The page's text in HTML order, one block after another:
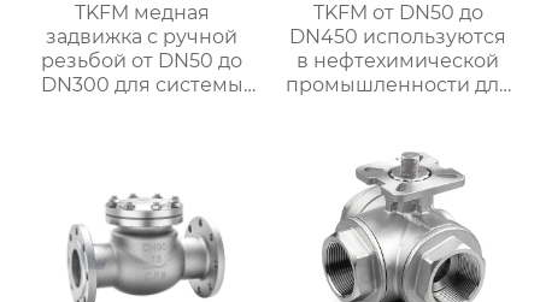
TKFM медная
задвижка с ручной
резьбой от DN50 до
DN300 для системы
TKFM от DN50 до
DN450 используются
в нефтехимической
промышленности для
нержавеющей стали с
фтористой
футеровкой ptfe CF8M
с турбинным
наконечником